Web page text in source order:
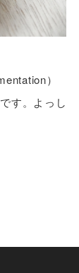
）
す。よっし